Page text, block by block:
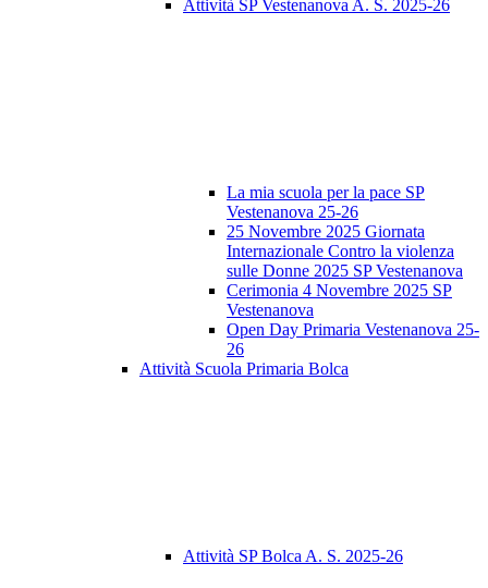
Attività SP Vestenanova A. S. 2025-26
La mia scuola per la pace SP
Vestenanova 25-26
25 Novembre 2025 Giornata
Internazionale Contro la violenza
sulle Donne 2025 SP Vestenanova
Cerimonia 4 Novembre 2025 SP
Vestenanova
Open Day Primaria Vestenanova 25-
26
Attività Scuola Primaria Bolca
Attività SP Bolca A. S. 2025-26